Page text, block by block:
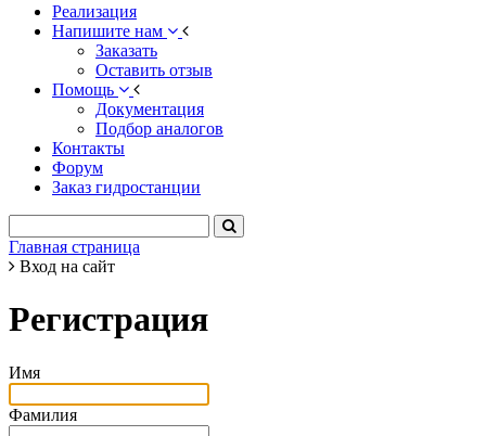
Реализация
Напишите нам
Заказать
Оставить отзыв
Помощь
Документация
Подбор аналогов
Контакты
Форум
Заказ гидростанции
Главная страница
Вход на сайт
Регистрация
Имя
Фамилия